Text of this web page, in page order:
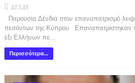
27.7.25
Παρουσία Δένδια στον επαναπατρισμό
πεσόντων της Κύπρου Επαναπατρίστηκαν
έξι Ελλήνων πε...
Περισσότερα...